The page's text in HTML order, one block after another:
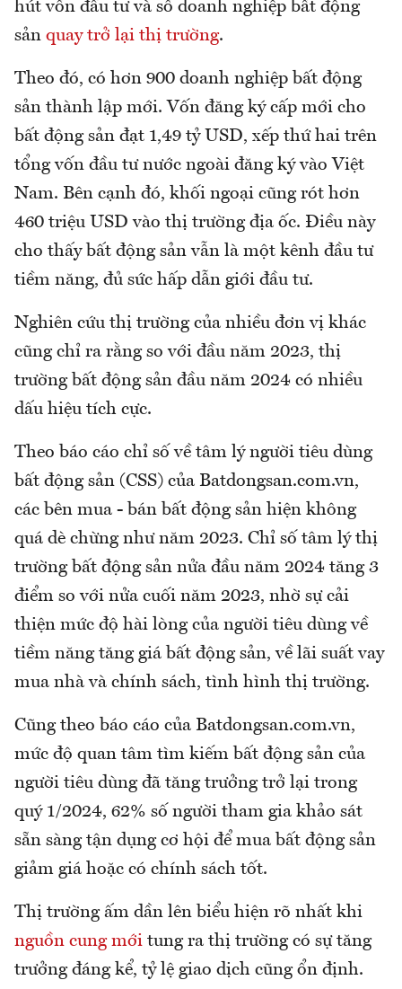
hút vốn đầu tư và số doanh nghiệp bất động
sản quay trở lại thị trường.
Theo đó, có hơn 900 doanh nghiệp bất động
sản thành lập mới. Vốn đăng ký cấp mới cho
bất động sản đạt 1,49 tỷ USD, xếp thứ hai trên
tổng vốn đầu tư nước ngoài đăng ký vào Việt
Nam. Bên cạnh đó, khối ngoại cũng rót hơn
460 triệu USD vào thị trường địa ốc. Điều này
cho thấy bất động sản vẫn là một kênh đầu tư
tiềm năng, đủ sức hấp dẫn giới đầu tư.
Nghiên cứu thị trường của nhiều đơn vị khác
cũng chỉ ra rằng so với đầu năm 2023, thị
trường bất động sản đầu năm 2024 có nhiều
dấu hiệu tích cực.
Theo báo cáo chỉ số về tâm lý người tiêu dùng
bất động sản (CSS) của Batdongsan.com.vn,
các bên mua - bán bất động sản hiện không
quá dè chừng như năm 2023. Chỉ số tâm lý thị
trường bất động sản nửa đầu năm 2024 tăng 3
điểm so với nửa cuối năm 2023, nhờ sự cải
thiện mức độ hài lòng của người tiêu dùng về
tiềm năng tăng giá bất động sản, về lãi suất vay
mua nhà và chính sách, tình hình thị trường.
Cũng theo báo cáo của Batdongsan.com.vn,
mức độ quan tâm tìm kiếm bất động sản của
người tiêu dùng đã tăng trưởng trở lại trong
quý 1/2024, 62% số người tham gia khảo sát
sẵn sàng tận dụng cơ hội để mua bất động sản
giảm giá hoặc có chính sách tốt.
Thị trường ấm dần lên biểu hiện rõ nhất khi
nguồn cung mới tung ra thị trường có sự tăng
trưởng đáng kể, tỷ lệ giao dịch cũng ổn định.